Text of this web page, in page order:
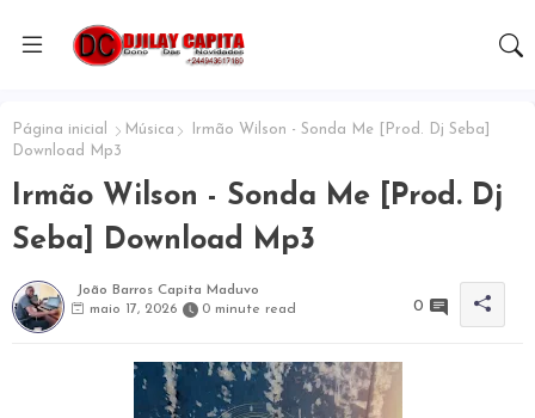
Página inicial Música
Irmão Wilson - Sonda Me [Prod. Dj Seba]
Download Mp3
Irmão Wilson - Sonda Me [Prod. Dj
Seba] Download Mp3
João Barros Capita Maduvo
maio 17, 2026
0 minute read 0